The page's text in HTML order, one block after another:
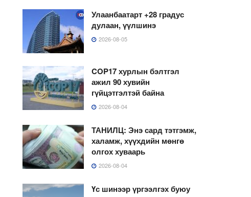
Улаанбаатарт +28 градус
дулаан, үүлшинэ
2026-08-05
COP17 хурлын бэлтгэл
ажил 90 хувийн
гүйцэтгэлтэй байна
2026-08-04
ТАНИЛЦ: Энэ сард тэтгэмж,
халамж, хүүхдийн мөнгө
олгох хуваарь
2026-08-04
Үс шинээр үргээлгэх буюу